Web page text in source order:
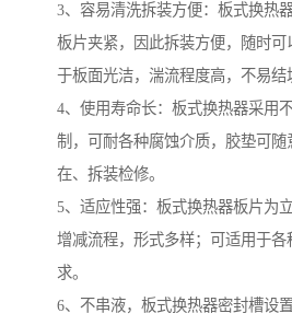
3、容易清洗拆装方便：板式换热
板片夹紧，因此拆装方便，随时可
于板面光洁，湍流程度高，不易结
4、使用寿命长：板式换热器采用
制，可耐各种腐蚀介质，胶垫可随
在、拆装检修。
5、适应性强：板式换热器板片为
增减流程，形式多样；可适用于
求。
6、不串液，板式换热器密封槽设